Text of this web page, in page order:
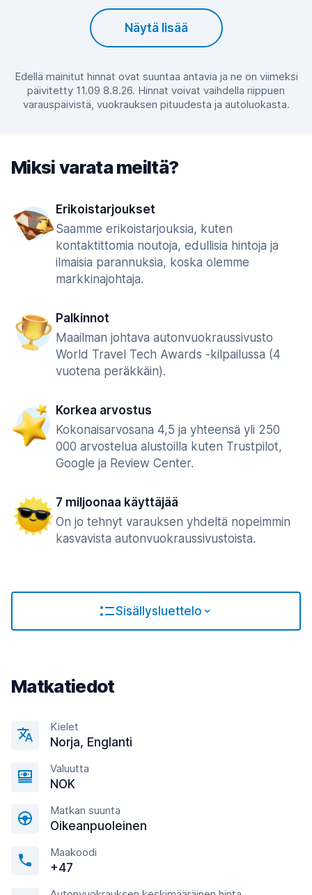
Näytä lisää
Edellä mainitut hinnat ovat suuntaa antavia ja ne on viimeksi
päivitetty 11.09 8.8.26. Hinnat voivat vaihdella riippuen
varauspäivistä, vuokrauksen pituudesta ja autoluokasta.
Miksi varata meiltä?
Erikoistarjoukset
Saamme erikoistarjouksia, kuten
kontaktittomia noutoja, edullisia hintoja ja
ilmaisia parannuksia, koska olemme
markkinajohtaja.
Palkinnot
Maailman johtava autonvuokraussivusto
World Travel Tech Awards -kilpailussa (4
vuotena peräkkäin).
Korkea arvostus
Kokonaisarvosana 4,5 ja yhteensä yli 250
000 arvostelua alustoilla kuten Trustpilot,
Google ja Review Center.
7 miljoonaa käyttäjää
On jo tehnyt varauksen yhdeltä nopeimmin
kasvavista autonvuokraussivustoista.
Sisällysluettelo
Matkatiedot
Kielet
Norja, Englanti
Valuutta
NOK
Matkan suunta
Oikeanpuoleinen
Maakoodi
+47